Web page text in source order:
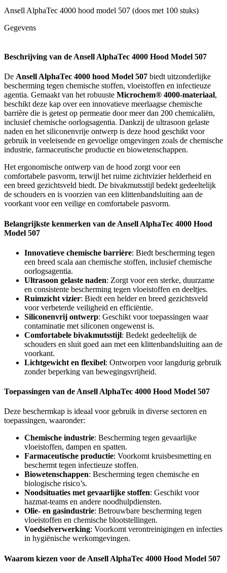
Ansell AlphaTec 4000 hood model 507 (doos met 100 stuks)
Gegevens
Beschrijving van de Ansell AlphaTec 4000 Hood Model 507
De Ansell AlphaTec 4000 hood Model 507 biedt uitzonderlijke
bescherming tegen chemische stoffen, vloeistoffen en infectieuze
agentia. Gemaakt van het robuuste Microchem® 4000-materiaal,
beschikt deze kap over een innovatieve meerlaagse chemische
barrière die is getest op permeatie door meer dan 200 chemicaliën,
inclusief chemische oorlogsagentia. Dankzij de ultrasoon gelaste
naden en het siliconenvrije ontwerp is deze hood geschikt voor
gebruik in veeleisende en gevoelige omgevingen zoals de chemische
industrie, farmaceutische productie en biowetenschappen.
Het ergonomische ontwerp van de hood zorgt voor een
comfortabele pasvorm, terwijl het ruime zichtvizier helderheid en
een breed gezichtsveld biedt. De bivakmutsstijl bedekt gedeeltelijk
de schouders en is voorzien van een klittenbandsluiting aan de
voorkant voor een veilige en comfortabele pasvorm.
Belangrijkste kenmerken van de Ansell AlphaTec 4000 Hood
Model 507
Innovatieve chemische barrière: Biedt bescherming tegen
een breed scala aan chemische stoffen, inclusief chemische
oorlogsagentia.
Ultrasoon gelaste naden: Zorgt voor een sterke, duurzame
en consistente bescherming tegen vloeistoffen en deeltjes.
Ruimzicht vizier: Biedt een helder en breed gezichtsveld
voor verbeterde veiligheid en efficiëntie.
Siliconenvrij ontwerp: Geschikt voor toepassingen waar
contaminatie met siliconen ongewenst is.
Comfortabele bivakmutsstijl: Bedekt gedeeltelijk de
schouders en sluit goed aan met een klittenbandsluiting aan de
voorkant.
Lichtgewicht en flexibel: Ontworpen voor langdurig gebruik
zonder beperking van bewegingsvrijheid.
Toepassingen van de Ansell AlphaTec 4000 Hood Model 507
Deze beschermkap is ideaal voor gebruik in diverse sectoren en
toepassingen, waaronder:
Chemische industrie: Bescherming tegen gevaarlijke
vloeistoffen, dampen en spatten.
Farmaceutische productie: Voorkomt kruisbesmetting en
beschermt tegen infectieuze stoffen.
Biowetenschappen: Bescherming tegen chemische en
biologische risico’s.
Noodsituaties met gevaarlijke stoffen: Geschikt voor
hazmat-teams en andere noodhulpdiensten.
Olie- en gasindustrie: Betrouwbare bescherming tegen
vloeistoffen en chemische blootstellingen.
Voedselverwerking: Voorkomt verontreinigingen en infecties
in hygiënische werkomgevingen.
Waarom kiezen voor de Ansell AlphaTec 4000 Hood Model 507